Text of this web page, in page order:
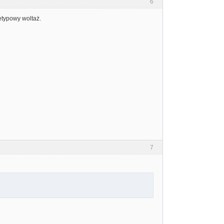
6
woltaż.
7